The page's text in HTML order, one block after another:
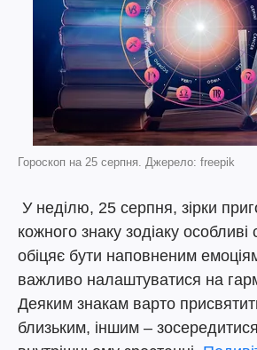
Гороскоп на 25 серпня. Джерело: freepik
У неділю, 25 серпня, зірки
кожного знаку зодіаку
обіцяє бути наповненим
важливо налаштуватися на
Деяким знакам варто
близьким, іншим –